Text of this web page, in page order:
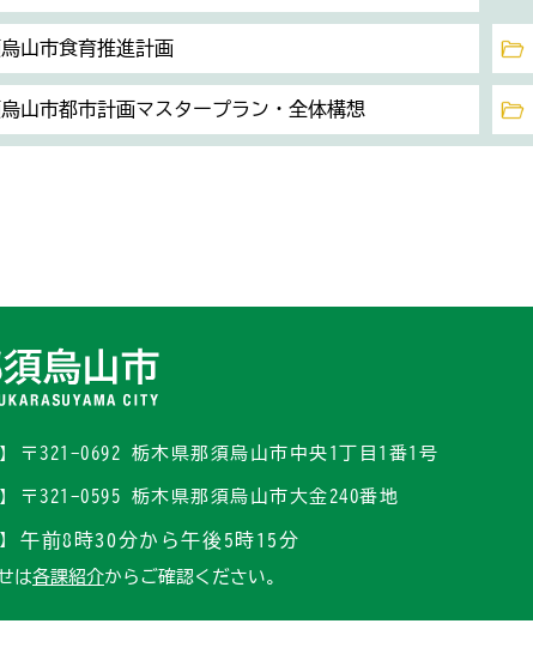
山市食育推進計画
山市都市計画マスタープラン・全体構想
〒321-0692 栃木県那須烏山市中央1丁目1番1号
〒321-0595 栃木県那須烏山市大金240番地
午前8時30分から午後5時15分
は各課紹介からご確認ください。